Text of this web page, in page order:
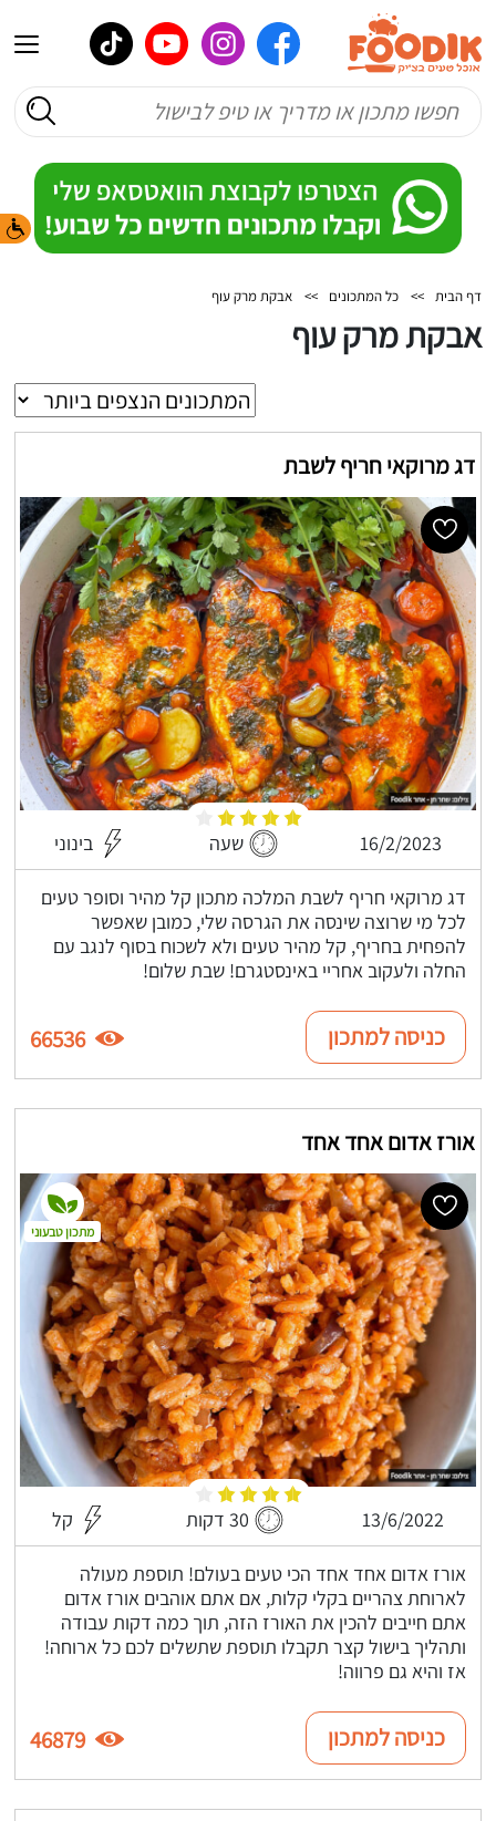
דף הבית >> כל המתכונים >> אבקת מרק עוף
אבקת מרק עוף
דג מרוקאי חריף לשבת
16/2/2023 שעה בינוני
דג מרוקאי חריף לשבת המלכה מתכון קל מהיר וסופר טעים
לכל מי שרוצה שינסה את הגרסה שלי, כמובן שאפשר
להפחית בחריף, קל מהיר טעים ולא לשכוח בסוף לנגב עם
החלה ולעקוב אחריי באינסטגרם! שבת שלום!
כניסה למתכון 66536
אורז אדום אחד אחד
13/6/2022 30 דקות קל
אורז אדום אחד אחד הכי טעים בעולם! תוספת מעולה
לארוחת צהריים בקלי קלות, אם אתם אוהבים אורז אדום
אתם חייבים להכין את האורז הזה, תוך כמה דקות עבודה
ותהליך בישול קצר תקבלו תוספת שתשלים לכם כל ארוחה!
אז והיא גם פרווה!
מתכון טבעוני
כניסה למתכון 46879